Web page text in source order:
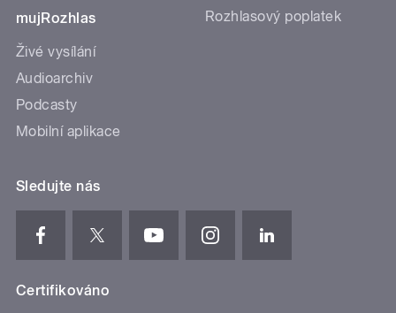
mujRozhlas
Živé vysílání
Audioarchiv
Podcasty
Mobilní aplikace
Rozhlasový poplatek
Sledujte nás
Certifikováno